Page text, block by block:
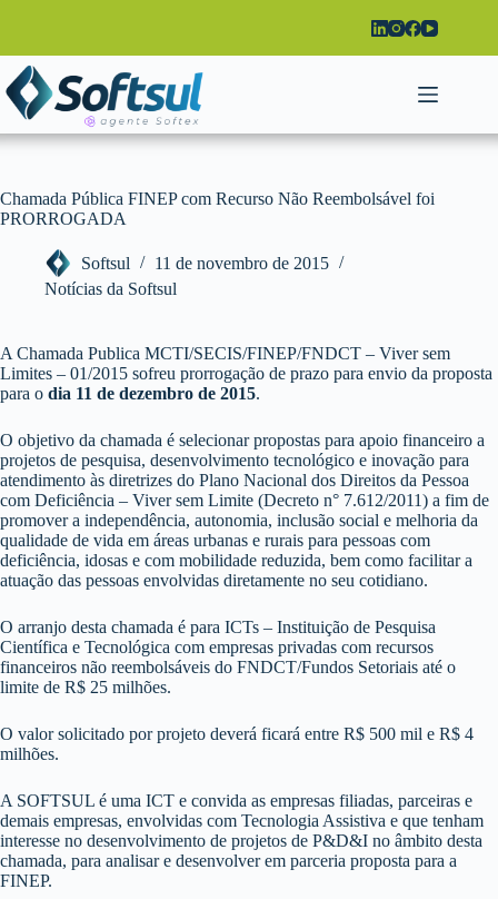
conteúdo
Chamada Pública FINEP com Recurso Não Reembolsável foi
PRORROGADA
Softsul
11 de novembro de 2015
Notícias da Softsul
A Chamada Publica MCTI/SECIS/FINEP/FNDCT – Viver sem
Limites – 01/2015 sofreu prorrogação de prazo para envio da proposta
para o dia 11 de dezembro de 2015.
O objetivo da chamada é selecionar propostas para apoio financeiro a
projetos de pesquisa, desenvolvimento tecnológico e inovação para
atendimento às diretrizes do Plano Nacional dos Direitos da Pessoa
com Deficiência – Viver sem Limite (Decreto n° 7.612/2011) a fim de
promover a independência, autonomia, inclusão social e melhoria da
qualidade de vida em áreas urbanas e rurais para pessoas com
deficiência, idosas e com mobilidade reduzida, bem como facilitar a
atuação das pessoas envolvidas diretamente no seu cotidiano.
O arranjo desta chamada é para ICTs – Instituição de Pesquisa
Científica e Tecnológica com empresas privadas com recursos
financeiros não reembolsáveis do FNDCT/Fundos Setoriais até o
limite de R$ 25 milhões.
O valor solicitado por projeto deverá ficará entre R$ 500 mil e R$ 4
milhões.
A SOFTSUL é uma ICT e convida as empresas filiadas, parceiras e
demais empresas, envolvidas com Tecnologia Assistiva e que tenham
interesse no desenvolvimento de projetos de P&D&I no âmbito desta
chamada, para analisar e desenvolver em parceria proposta para a
FINEP.